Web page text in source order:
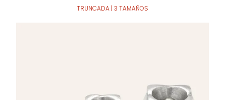
TRUNCADA | 3 TAMAÑOS